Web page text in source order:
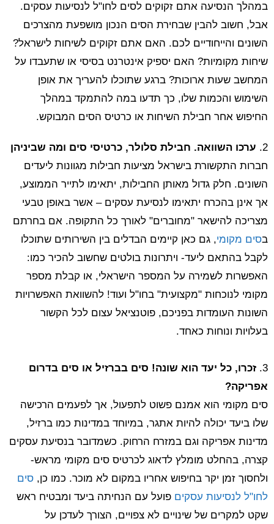
במהלך הנסיעה אתם זקוקים לסים לחו"ל לנסיעות עסקים.
אבל, חשוב להבין שבחירת הסים הנכון מושפעת מהצרכים
השונים והייחודיים לכם. האם אתם זקוקים לשיחות לישראל?
שיחות מקומיות? האם יספיק אינטרנט בסיסי או שתעבדו על
המחשב שעות ארוכות? ברגע שתוכלו להעריך את אופן
השימוש והכמות שלו, כך תדעו במה להתמקד במהלך
החיפוש אחר חבילת השיחות או כרטיס הסים המבוקש.
2. ערכו השוואה. חבילת סלולר, כרטיסי סים ומה שביניהן
חברות התקשורת בישראל מציעות חבילות מגוונות ליעדים
השונים. חלק גדול מאותן החבילות, יתאימו לתייר הממוצע,
אך אינן בהכרח יתאימו לנסיעת עסקים – אשר באופן טבעי
מצריכה להישאר "מחוברים" לאורך כל התקופה. אם בחרתם
בסים מקומי, גם כאן קיימים הבדלים בין השירותים שתוכלו
לקבל בהתאם ליעד- ויתרונות בולטים שחשוב להכיר כמו:
האפשרות לשמירה על המספר הישראלי, או קבלת מספר
מקומי לנוכחות "מקצועית" בחו"ל ועוד! להשוואת האפשרויות
השונות העומדות בפניכם, פוטנציאל עצום לכל הקשור
בעלויות ונוחות כאחד.
3. זכרו, כל יעד הוא שונה! סים בברזיל או סים בדרום
אפריקה?
סים מקומי הוא אמנם פשוט לתפעול, אך לפעמים הרכישה
שלו ביעד יכולה להיות אתגר, במיוחד במדינות כמו ברזיל,
מדינות אפריקה וגם במזרח הרחוק. כשמדובר בנסיעת עסקים
קצרה, בהחלט מומלץ לדאוג לכרטיס סים מקומי מראש-
ולחסוך זמן יקר בחיפוש אחריו במקום לא מוכר. כמו כן, סים
לחו"ל לנסיעות עסקים פועל עם הנחיתה ביעד ומבטיח ראש
שקט למקרים של שינויים לא צפויים, הצורך לעדכן על